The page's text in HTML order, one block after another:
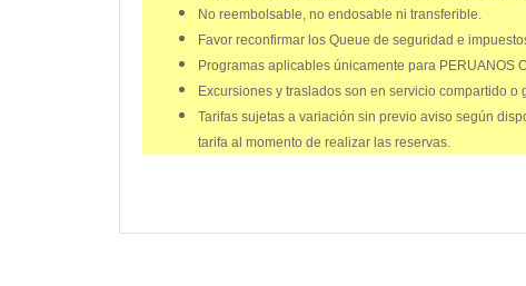
No reembolsable, no endosable ni transferible.
Favor reconfirmar los Queue de seguridad e
Programas aplicables únicamente para PERUANOS
Excursiones y traslados son en servicio compartido o
Tarifas sujetas a variación sin previo aviso según
tarifa al momento de realizar las reservas.